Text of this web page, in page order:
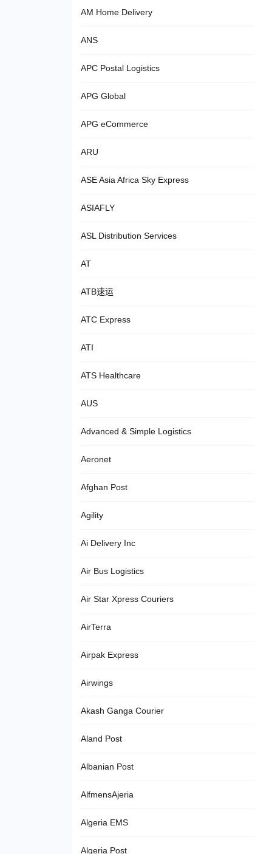
AM Home Delivery
ANS
APC Postal Logistics
APG Global
APG eCommerce
ARU
ASE Asia Africa Sky Express
ASIAFLY
ASL Distribution Services
AT
ATB速运
ATC Express
ATI
ATS Healthcare
AUS
Advanced & Simple Logistics
Aeronet
Afghan Post
Agility
Ai Delivery Inc
Air Bus Logistics
Air Star Xpress Couriers
AirTerra
Airpak Express
Airwings
Akash Ganga Courier
Aland Post
Albanian Post
AlfmensAjeria
Algeria EMS
Algeria Post